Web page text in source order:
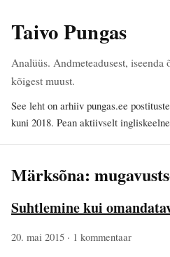
Taivo Pungas
Analüüs. Andmeteadusest, iseenda
kõigest muust.
See leht on arhiiv pungas.ee
kuni 2018. Pean aktiivselt
Märksõna:
Suhtlemine kui
20. mai 2015 · 1 kommentaar